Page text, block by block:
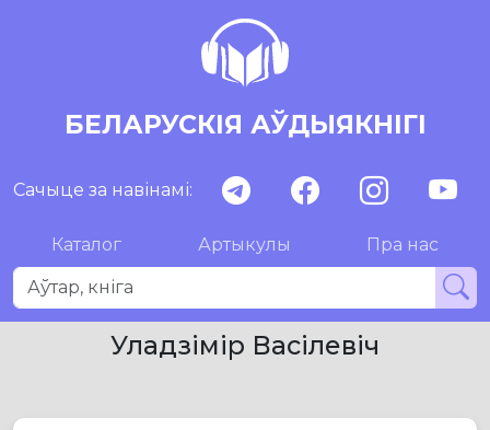
БЕЛАРУСКІЯ АЎДЫЯКНІГІ
Сачыце за навінамі:
Каталог Артыкулы Пра нас
Уладзімір Васілевіч